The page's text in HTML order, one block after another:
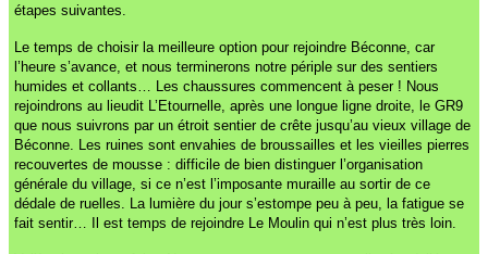
étapes suivantes.
Le temps de choisir la meilleure option pour rejoindre Béconne, car
l’heure s’avance, et nous terminerons notre périple sur des sentiers
humides et collants… Les chaussures commencent à peser ! Nous
rejoindrons au lieudit L’Etournelle, après une longue ligne droite, le GR9
que nous suivrons par un étroit sentier de crête jusqu’au vieux village de
Béconne. Les ruines sont envahies de broussailles et les vieilles pierres
recouvertes de mousse : difficile de bien distinguer l’organisation
générale du village, si ce n’est l’imposante muraille au sortir de ce
dédale de ruelles. La lumière du jour s’estompe peu à peu, la fatigue se
fait sentir… Il est temps de rejoindre Le Moulin qui n’est plus très loin.